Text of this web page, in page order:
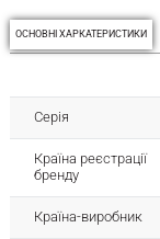
ОСНОВНІ ХАРКАТЕРИСТИКИ
Серія
Країна реєстрації
бренду
Країна-виробник